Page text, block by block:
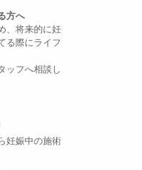
方へ
、将来的に妊
る際にライフ
ッフへ相談し
妊娠中の施術